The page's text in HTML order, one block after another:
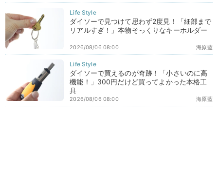
ダイソーで見つけて思わず2度見！「細部まで
リアルすぎ！」本物そっくりなキーホルダー
海原藍
2026/08/06 08:00
ダイソーで買えるのが奇跡！「小さいのに高
機能！」300円だけど買ってよかった本格工
具
海原藍
2026/08/06 08:00